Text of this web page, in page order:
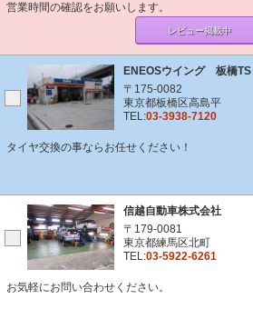
営業時間の確認をお願いします。
レビュー掲載中
ENEOSウイング 板橋TS
〒175-0082
東京都板橋区高島平
TEL:03-3938-7120
タイヤ交換の事ならお任せください！
信越自動車株式会社
〒179-0081
東京都練馬区北町
TEL:03-5922-6261
お気軽にお問い合わせください。